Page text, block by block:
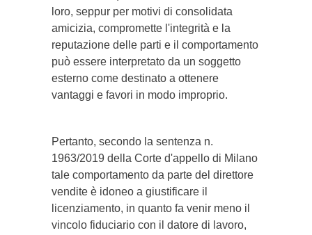
loro, seppur per motivi di consolidata
amicizia, compromette l'integrità e la
reputazione delle parti e il comportamento
può essere interpretato da un soggetto
esterno come destinato a ottenere
vantaggi e favori in modo improprio.
Pertanto, secondo la sentenza n.
1963/2019 della Corte d'appello di Milano
tale comportamento da parte del direttore
vendite è idoneo a giustificare il
licenziamento, in quanto fa venir meno il
vincolo fiduciario con il datore di lavoro,